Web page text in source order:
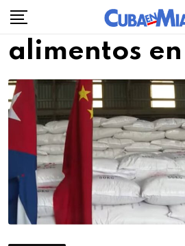
Skip
content
alimentos